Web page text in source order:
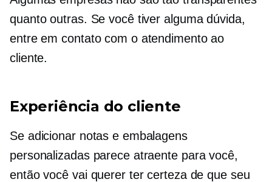
quanto outras. Se você tiver alguma dúvida,
entre em contato com o atendimento ao
cliente.
Experiência do cliente
Se adicionar notas e embalagens
personalizadas parece atraente para você,
então você vai querer ter certeza de que seu